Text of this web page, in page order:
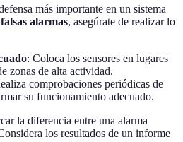
más importante en un sistema
alarmas, asegúrate de realizar lo
: Coloca los sensores en lugares
zonas de alta actividad.
comprobaciones periódicas de
su funcionamiento adecuado.
la diferencia entre una alarma
los resultados de un informe